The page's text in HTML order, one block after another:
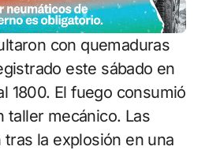
este sábado en
1800. El fuego consumió
taller mecánico. Las
la explosión en una